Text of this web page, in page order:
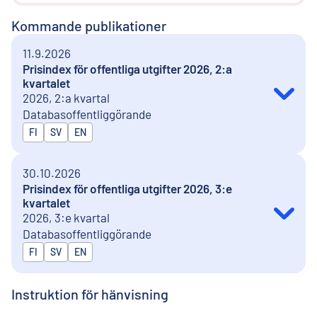
Kommande publikationer
11.9.2026
Prisindex för offentliga utgifter 2026, 2:a
kvartalet
2026, 2:a kvartal
Databasoffentliggörande
Publiceras på
FI SV EN
30.10.2026
Prisindex för offentliga utgifter 2026, 3:e
kvartalet
2026, 3:e kvartal
Databasoffentliggörande
Publiceras på
FI SV EN
Instruktion för hänvisning